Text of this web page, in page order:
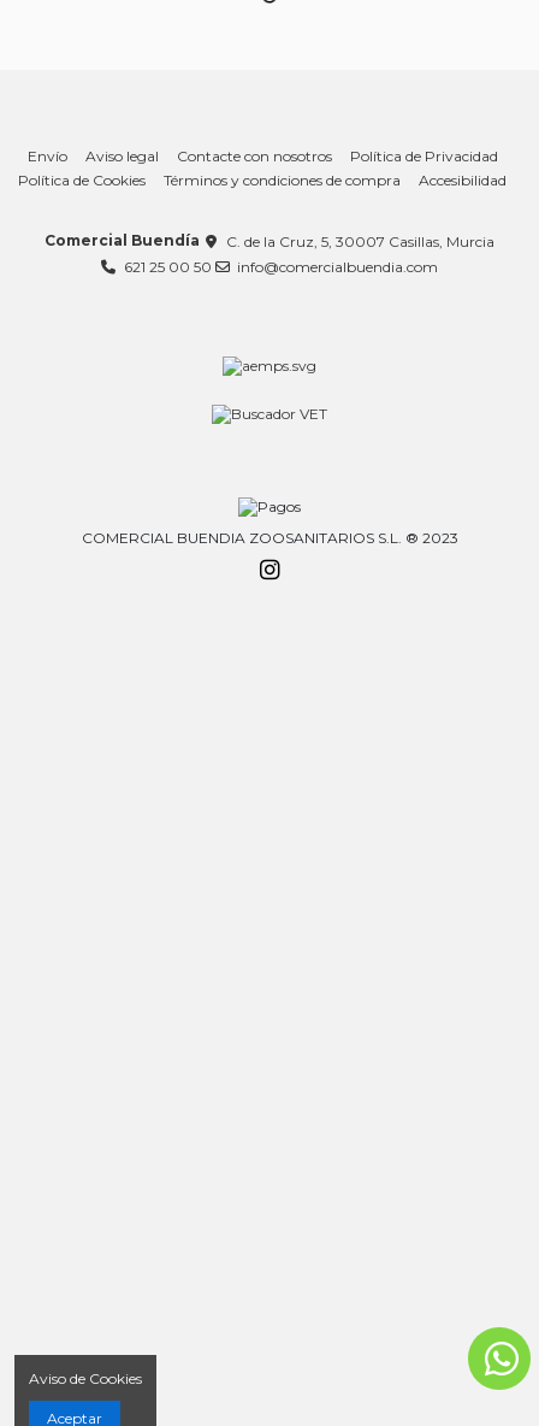
Envío Aviso legal Contacte con nosotros
Política de Privacidad
Política de Cookies
Términos y condiciones de compra Accesibilidad
Comercial Buendía
C. de la Cruz, 5, 30007 Casillas, Murcia
621 25 00 50
info@comercialbuendia.com
COMERCIAL BUENDIA ZOOSANITARIOS S.L. ® 2023
Aviso de Cookies
Aceptar